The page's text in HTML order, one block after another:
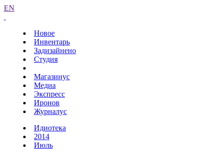
EN
Новое
Инвентарь
Задизайнено
Студия
Магазинус
Медиа
Экспресс
Иронов
Журналус
Идиотека
2014
Июль